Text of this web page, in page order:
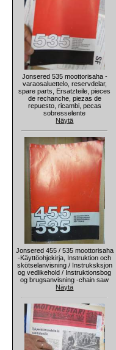
Jonsered 535 moottorisaha -
varaosaluettelo, reservdelar,
spare parts, Ersatzteile, pieces
de rechanche, piezas de
repuesto, ricambi, pecas
sobresselente
Näytä
Jonsered 455 / 535 moottorisaha
-Käyttöohjekirja, Instruktion och
skötselanvisning / Instruksksjon
og vedlikehold / Instruktionsbog
og brugsanvisning -chain saw
Näytä